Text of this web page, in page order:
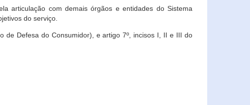
articulação com demais órgãos e entidades do Sistema
do serviço.
de Defesa do Consumidor), e artigo 7º, incisos I, II e III do